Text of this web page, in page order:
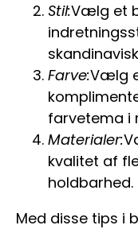
Stil:Vælg et
Farve:Vælg
farvetema i
Materialer:
kvalitet af
holdbarhed.
Med disse tips i